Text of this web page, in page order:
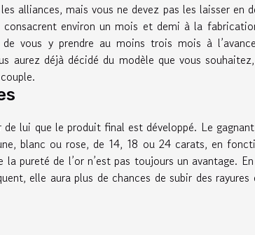
alliances, mais vous ne devez pas les laisser en
environ un mois et demi à la
vous y prendre au moins trois mois à
aurez déjà décidé du modèle que vous
lui que le produit final est développé. Le
blanc ou rose, de 14, 18 ou 24 carats, en
pureté de l’or n’est pas toujours un avantage.
elle aura plus de chances de subir des rayures